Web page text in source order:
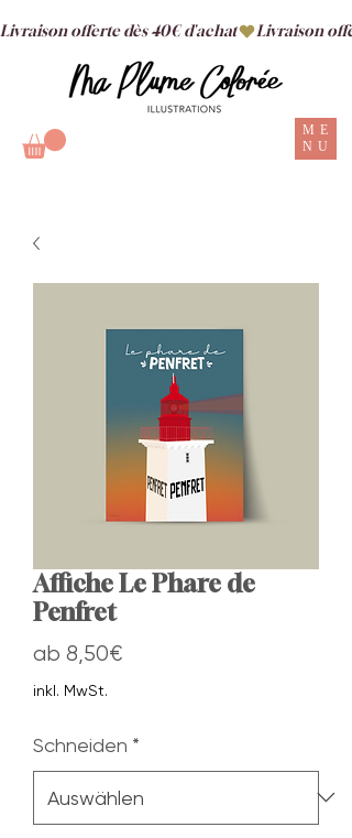
ME
NU
Livraison offerte dès 40€ d'achat
Affiche Le Phare de
Penfret
ab 8,50€Sale-
inkl. MwSt.
Schneiden *